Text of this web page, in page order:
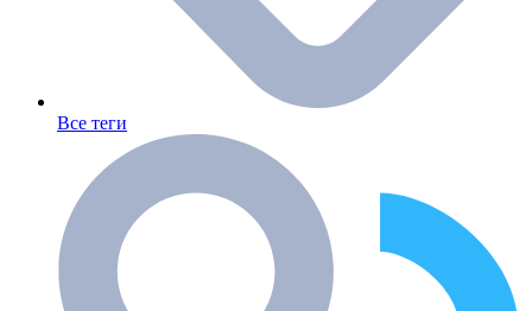
Все теги